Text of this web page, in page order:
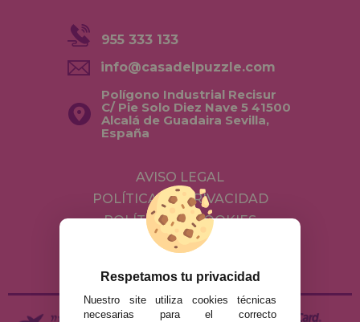
955 333 133
info@casadelpuzzle.com
Polígono Industrial Recisur
C/ Pie Solo Diez Nave 5 41500
Alcalá de Guadaira Sevilla,
España
AVISO LEGAL
POLÍTICA DE PRIVACIDAD
POLÍTICA DE COOKIES
ENVÍOS Y DEVOLUCIONES
Respetamos tu privacidad
Nuestro site utiliza cookies técnicas
necesarias para el correcto